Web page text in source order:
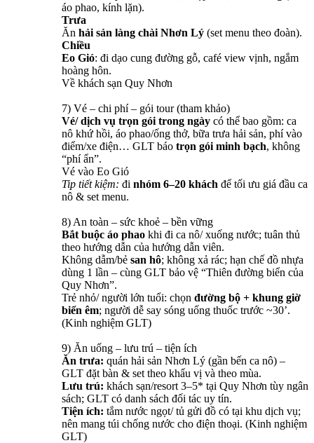
áo phao, kính lặn).
Trưa
Ăn hải sản làng chài Nhơn Lý (set menu theo đoàn).
Chiều
Eo Gió: đi dạo cung đường gỗ, café view vịnh, ngắm
hoàng hôn.
Về khách sạn Quy Nhơn
7) Vé – chi phí – gói tour (tham khảo)
Vé/ dịch vụ trọn gói trong ngày có thể bao gồm: ca
nô khứ hồi, áo phao/ống thở, bữa trưa hải sản, phí vào
điểm/xe điện… GLT báo trọn gói minh bạch, không
“phí ẩn”.
Vé vào Eo Gió
Tip tiết kiệm: đi nhóm 6–20 khách để tối ưu giá đầu ca
nô & set menu.
8) An toàn – sức khoẻ – bền vững
Bắt buộc áo phao khi đi ca nô/ xuống nước; tuân thủ
theo hướng dẫn của hướng dẫn viên.
Không dẫm/bẻ san hô; không xả rác; hạn chế đồ nhựa
dùng 1 lần – cùng GLT bảo vệ “Thiên đường biển của
Quy Nhơn”.
Trẻ nhỏ/ người lớn tuổi: chọn đường bộ + khung giờ
biển êm; người dễ say sóng uống thuốc trước ~30’.
(Kinh nghiệm GLT)
9) Ăn uống – lưu trú – tiện ích
Ăn trưa: quán hải sản Nhơn Lý (gần bến ca nô) –
GLT đặt bàn & set theo khẩu vị và theo mùa.
Lưu trú: khách sạn/resort 3–5* tại Quy Nhơn tùy ngân
sách; GLT có danh sách đối tác uy tín.
Tiện ích: tắm nước ngọt/ tủ gửi đồ có tại khu dịch vụ;
nên mang túi chống nước cho điện thoại. (Kinh nghiệm
GLT)